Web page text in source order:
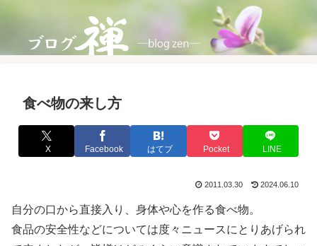
食べ物の来し方
X Facebook はてブ Pocket LINE
2011.03.30 2024.06.10
自分の口から直接入り、身体や心を作る食べ物。
食品の安全性などについては度々ニュースにとりあげられ